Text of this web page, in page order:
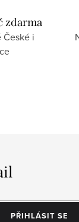
zdarma
České i
PŘIHLÁSIT SE